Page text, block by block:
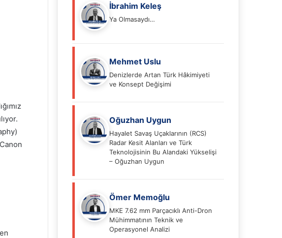
İbrahim Keleş
Ya Olmasaydı…
Mehmet Uslu
Denizlerde Artan Türk Hâkimiyeti
ve Konsept Değişimi
Oğuzhan Uygun
Hayalet Savaş Uçaklarının (RCS)
Radar Kesit Alanları ve Türk
Teknolojisinin Bu Alandaki Yükselişi
– Oğuzhan Uygun
Ömer Memoğlu
MKE 7.62 mm Parçacıklı Anti-Dron
Mühimmatının Teknik ve
Operasyonel Analizi